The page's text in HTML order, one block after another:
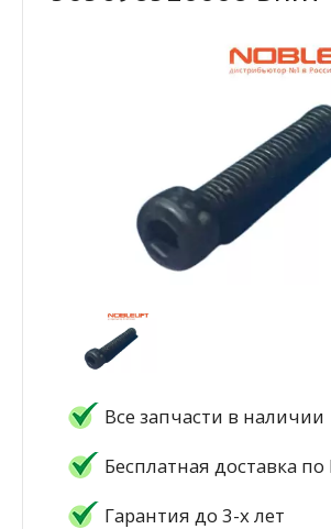
Все запчасти в наличии
Бесплатная доставка
Гарантия до 3-х лет